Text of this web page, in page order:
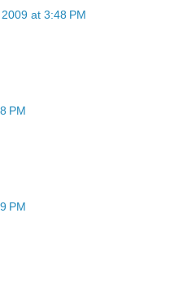
at 3:48 PM
PM
PM